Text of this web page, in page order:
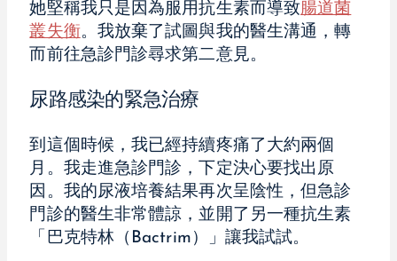
她堅稱我只是因為服用抗生素而導致腸道菌
叢失衡。我放棄了試圖與我的醫生溝通，轉
而前往急診門診尋求第二意見。
尿路感染的緊急治療
到這個時候，我已經持續疼痛了大約兩個
月。我走進急診門診，下定決心要找出原
因。我的尿液培養結果再次呈陰性，但急診
門診的醫生非常體諒，並開了另一種抗生素
「巴克特林（Bactrim）」讓我試試。